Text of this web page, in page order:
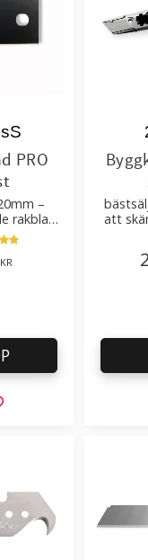
PRO
–
rakblad
tyg,
bruk
KR
till i favoriter
att